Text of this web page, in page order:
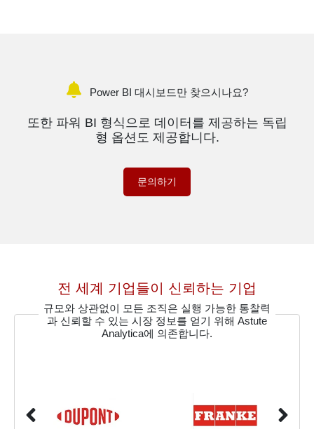
Power BI 대시보드만 찾으시나요?
또한 파워 BI 형식으로 데이터를 제공하는 독립
형 옵션도 제공합니다.
문의하기
전 세계 기업들이 신뢰하는 기업
규모와 상관없이 모든 조직은 실행 가능한 통찰력
과 신뢰할 수 있는 시장 정보를 얻기 위해 Astute
Analytica에 의존합니다.